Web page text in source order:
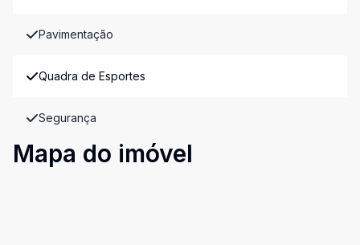
Pavimentação
Quadra de Esportes
Segurança
Mapa do imóvel